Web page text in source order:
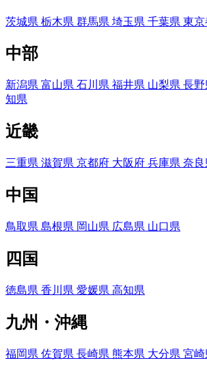
茨城県 栃木県 群馬県 埼玉県 千葉県 東京
中部
新潟県 富山県 石川県 福井県 山梨県 長野
知県
近畿
三重県 滋賀県 京都府 大阪府 兵庫県 奈良
中国
鳥取県 島根県 岡山県 広島県 山口県
四国
徳島県 香川県 愛媛県 高知県
九州・沖縄
福岡県 佐賀県 長崎県 熊本県 大分県 宮崎